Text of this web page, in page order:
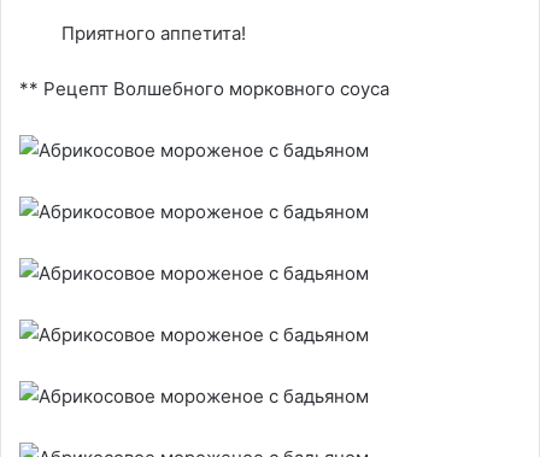
Приятного аппетита!
** Рецепт Волшебного морковного соуса